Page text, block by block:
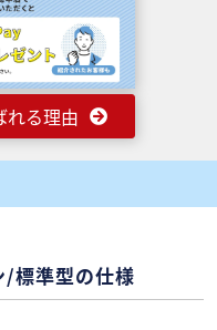
れる理由
標準型の仕様